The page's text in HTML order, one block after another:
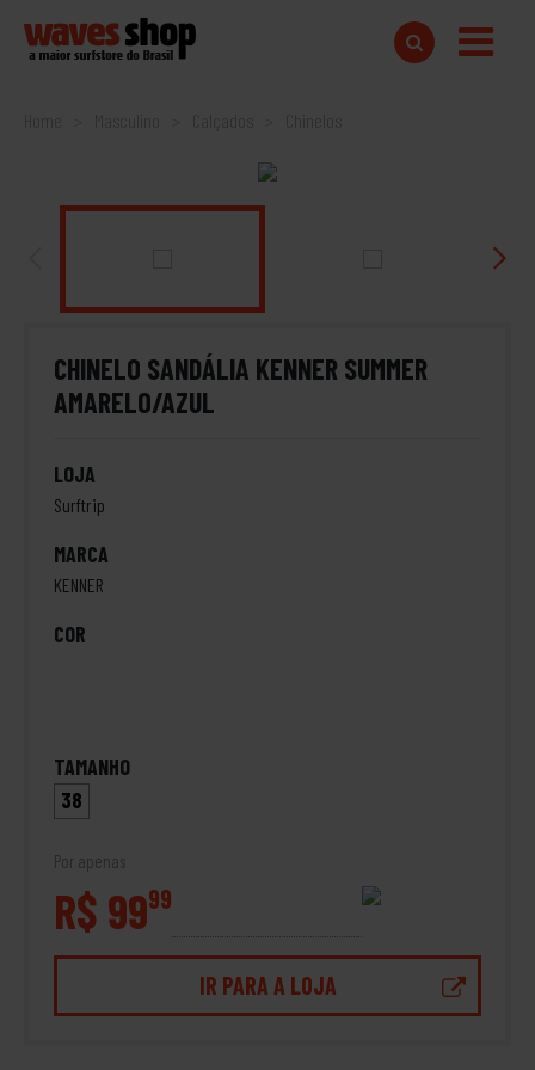
Home
CHINELO SANDÁLIA KENNER SUMMER
AMARELO/AZUL
LOJA
Surftrip
MARCA
KENNER
COR
TAMANHO
38
Por apenas
R$ 9999
IR PARA A LOJA